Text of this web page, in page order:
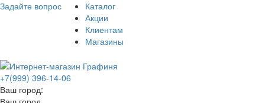
Задайте вопрос
Каталог
Акции
Клиентам
Магазины
+7(999) 396-14-06
Ваш город: